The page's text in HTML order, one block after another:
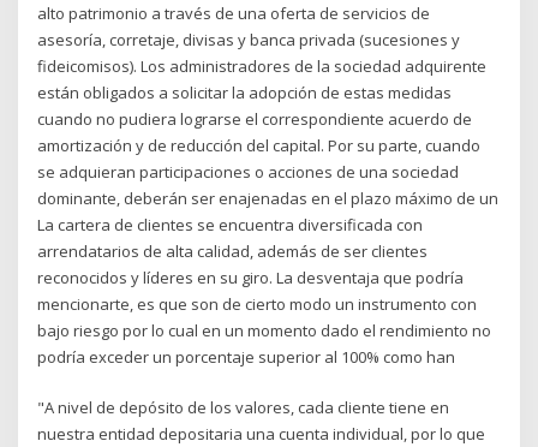
alto patrimonio a través de una oferta de servicios de
asesoría, corretaje, divisas y banca privada (sucesiones y
fideicomisos). Los administradores de la sociedad adquirente
están obligados a solicitar la adopción de estas medidas
cuando no pudiera lograrse el correspondiente acuerdo de
amortización y de reducción del capital. Por su parte, cuando
se adquieran participaciones o acciones de una sociedad
dominante, deberán ser enajenadas en el plazo máximo de un
La cartera de clientes se encuentra diversificada con
arrendatarios de alta calidad, además de ser clientes
reconocidos y líderes en su giro. La desventaja que podría
mencionarte, es que son de cierto modo un instrumento con
bajo riesgo por lo cual en un momento dado el rendimiento no
podría exceder un porcentaje superior al 100% como han
"A nivel de depósito de los valores, cada cliente tiene en
nuestra entidad depositaria una cuenta individual, por lo que